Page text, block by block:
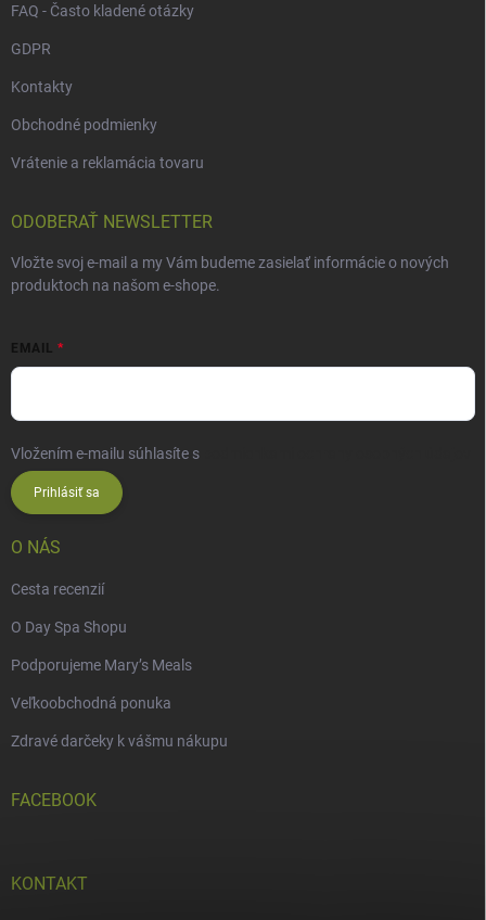
FAQ - Často kladené otázky
GDPR
Kontakty
Obchodné podmienky
Vrátenie a reklamácia tovaru
ODOBERAŤ NEWSLETTER
Vložte svoj e-mail a my Vám budeme zasielať informácie o nových
produktoch na našom e-shope.
EMAIL
Vložením e-mailu súhlasíte s
Prihlásiť sa
O NÁS
Cesta recenzií
O Day Spa Shopu
Podporujeme Mary’s Meals
Veľkoobchodná ponuka
Zdravé darčeky k vášmu nákupu
FACEBOOK
KONTAKT